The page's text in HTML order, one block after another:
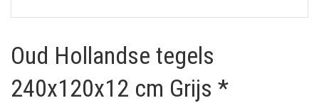
Oud Hollandse tegels
240x120x12 cm Grijs *